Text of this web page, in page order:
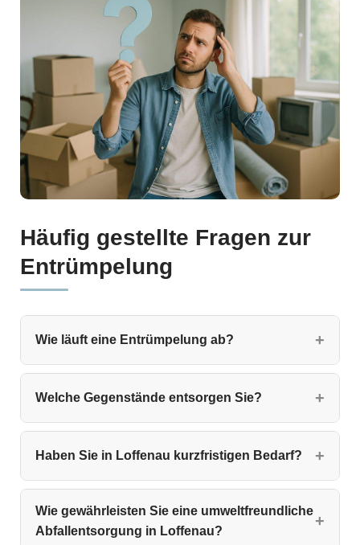
Häufig gestellte Fragen zur
Entrümpelung
Wie läuft eine Entrümpelung ab?
Welche Gegenstände entsorgen Sie?
Haben Sie in Loffenau kurzfristigen Bedarf?
Wie gewährleisten Sie eine umweltfreundliche
Abfallentsorgung in Loffenau?